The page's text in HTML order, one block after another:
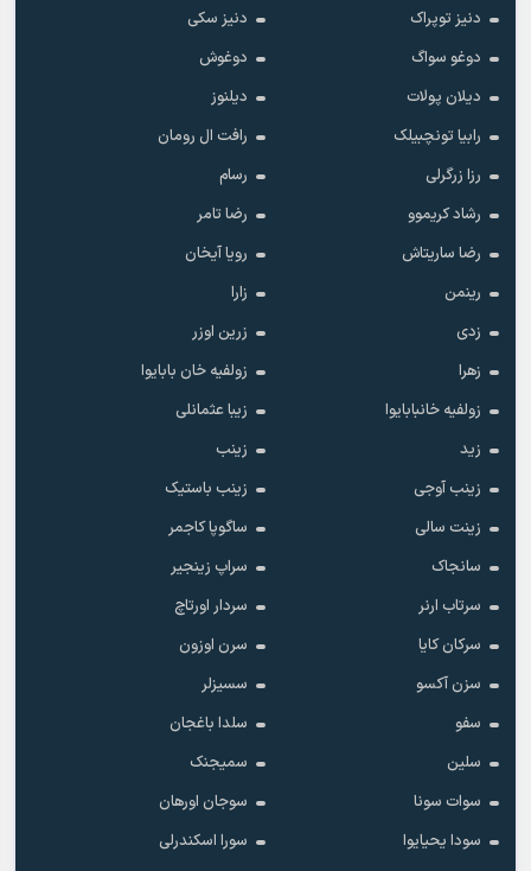
دنیز توپراک
دنیز سکی
دوغو سواگ
دوغوش
دیلان پولات
دیلنوز
رابیا تونچبیلک
رافت ال رومان
رزا زرگرلی
رسام
رشاد کریموو
رضا تامر
رضا ساریتاش
رویا آیخان
رینمن
زارا
زدی
زرین اوزر
زهرا
زولفیه خان بابایوا
زولفیه خانبابایوا
زیبا عثمانلی
زید
زینب
زینب آوجی
زینب باستیک
زینت سالی
ساگوپا کاجمر
سانجاک
سراپ زینجیر
سرتاب ارنر
سردار اورتاچ
سرکان کایا
سرن اوزون
سزن آکسو
سسیزلر
سفو
سلدا باغجان
سلین
سمیجنک
سوات سونا
سوجان اورهان
سودا یحیایوا
سورا اسکندرلی